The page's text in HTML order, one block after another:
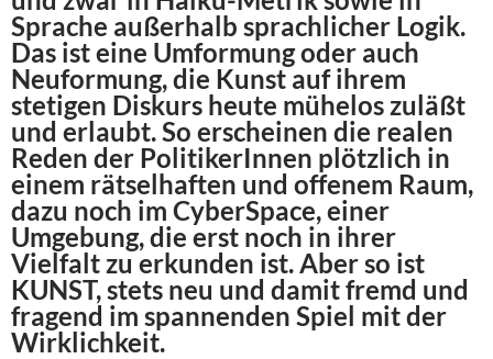
Sprache außerhalb sprachlicher Logik.
Das ist eine Umformung oder auch
Neuformung, die Kunst auf ihrem
stetigen Diskurs heute mühelos zuläßt
und erlaubt. So erscheinen die realen
Reden der PolitikerInnen plötzlich in
einem rätselhaften und offenem Raum,
dazu noch im CyberSpace, einer
Umgebung, die erst noch in ihrer
Vielfalt zu erkunden ist. Aber so ist
KUNST, stets neu und damit fremd und
fragend im spannenden Spiel mit der
Wirklichkeit.